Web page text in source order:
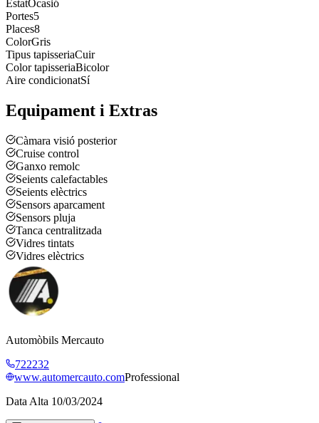
EstatOcasió
Portes5
Places8
ColorGris
Tipus tapisseriaCuir
Color tapisseriaBicolor
Aire condicionatSí
Equipament i Extras
Càmara visió posterior
Cruise control
Ganxo remolc
Seients calefactables
Seients elèctrics
Sensors aparcament
Sensors pluja
Tanca centralitzada
Vidres tintats
Vidres elèctrics
Automòbils Mercauto
722232
www.automercauto.comProfessional
Data Alta 10/03/2024